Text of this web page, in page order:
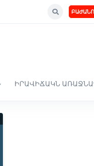
ԻՐԱՎԻՃԱԿՆ